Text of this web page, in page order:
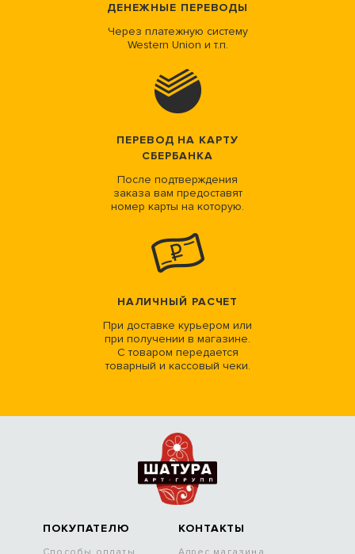
ДЕНЕЖНЫЕ ПЕРЕВОДЫ
Через платежную систему
Western Union и т.п.
ПЕРЕВОД НА КАРТУ
СБЕРБАНКА
После подтверждения
заказа вам предоставят
номер карты на которую.
НАЛИЧНЫЙ РАСЧЕТ
При доставке курьером или
при получении в магазине.
С товаром передается
товарный и кассовый чеки.
ПОКУПАТЕЛЮ КОНТАКТЫ